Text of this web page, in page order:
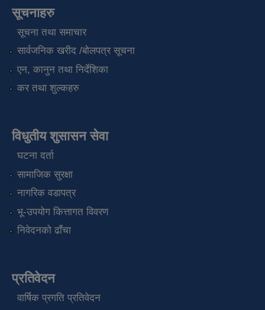
सूचनाहरु
सूचना तथा समाचार
सार्वजनिक खरीद /बोलपत्र सूचना
एन, कानुन तथा निर्देशिका
कर तथा शुल्कहरु
विधुतीय शुसासन सेवा
घटना दर्ता
सामाजिक सुरक्षा
नागरिक वडापत्र
भू-उपयोग कित्तागत विवरण
निवेदनको ढाँचा
प्रतिवेदन
वार्षिक प्रगति प्रतिवेदन